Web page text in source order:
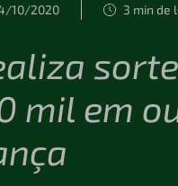
10/2020 3 min de
mil em